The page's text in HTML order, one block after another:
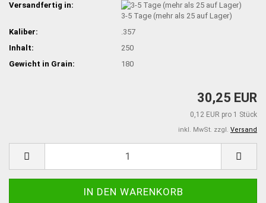
Versandfertig in:
3-5 Tage (mehr als 25 auf Lager)
Kaliber:
.357
Inhalt:
250
Gewicht in Grain:
180
30,25 EUR
0,12 EUR pro 1 Stück
inkl. MwSt. zzgl. Versand